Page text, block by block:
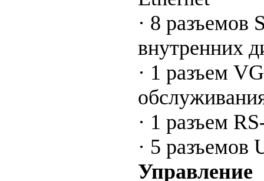
· 8 разъемов
внутренних
· 1 разъем
· 1 разъем
· 5 разъемов
Управление